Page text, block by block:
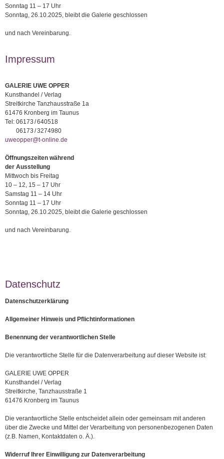
Sonntag 11 – 17 Uhr
Sonntag, 26.10.2025, bleibt die Galerie geschlossen
und nach Vereinbarung.
Impressum
GALERIE UWE OPPER
Kunsthandel / Verlag
Streitkirche Tanzhausstraße 1a
61476 Kronberg im Taunus
Tel: 06173 / 640518
06173 / 3274980
uweopper@t-online.de
Öffnungszeiten während
der Ausstellung
Mittwoch bis Freitag
10 – 12, 15 – 17 Uhr
Samstag 11 – 14 Uhr
Sonntag 11 – 17 Uhr
Sonntag, 26.10.2025, bleibt die Galerie geschlossen
und nach Vereinbarung.
Datenschutz
Datenschutzerklärung
Allgemeiner Hinweis und Pflichtinformationen
Benennung der verantwortlichen Stelle
Die verantwortliche Stelle für die Datenverarbeitung auf dieser Website ist:
GALERIE UWE OPPER
Kunsthandel / Verlag
Streitkirche, Tanzhausstraße 1
61476 Kronberg im Taunus
Die verantwortliche Stelle entscheidet allein oder gemeinsam mit anderen
über die Zwecke und Mittel der Verarbeitung von personenbezogenen Daten
(z.B. Namen, Kontaktdaten o. Ä.).
Widerruf Ihrer Einwilligung zur Datenverarbeitung